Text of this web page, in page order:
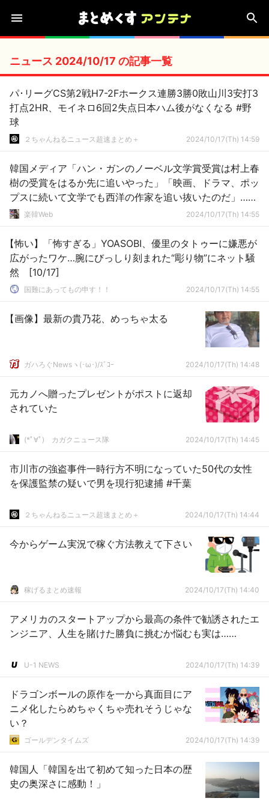
ニュース 2024/10/17 の記事一覧
パ･リーグCS第2戦H7-2Fホークス連勝3勝0敗山川3安打3
打点2HR、モイネロ6回2失点日本ハム後がなくなる #野
球
２ちゃんねるニュース超速まとめ＋ 2024/10/17(Th) 14:59
韓国メディア「ハン・ガンのノーベル文学賞受賞は村上春
樹の受賞をはるか先に追いやった」「映画、ドラマ、ポッ
プスに続いて文学でも西洋の作家を追い抜いたのだ」……
すごいルサンチマンを感じる文章だ。とんでもないコンプ
楽韓Web 2024/10/17(Th) 14:55
【怖い】「怖すぎる」YOASOBI、優里のタトゥーに嫌悪が
広がったワケ…腕にびっしり刻まれた“彫り物”にネット騒
然 [10/17]
国難にあってもの申す！！ 2024/10/17(Th) 14:55
【画像】最新の貴乃花、めっちゃ太る
ガハろぐNewsヽ(･ω･)/ｽﾞｺｰ 2024/10/17(Th) 14:48
元カノへ贈ったプレゼントがポストに返却
されていた
(*ﾟ∀ﾟ)ゞカガクニュース隊 2024/10/17(Th) 14:45
市川市の強盗事件一時行方不明になっていた50代の女性
を保護監禁の疑いで男を現行犯逮捕 #千葉
２ちゃんねるニュース超速まとめ＋ 2024/10/17(Th) 14:44
今からゲーム実況で稼ぐ方法教えて下さい
稼げるまとめ速報 2024/10/17(Th) 14:40
アメリカのスタートアップから最高の条件で勧誘されたエ
ンジニア、人生を賭けた勝負に挑むか悩むも実は……
U-1 NEWS 2024/10/17(Th) 14:39
ドラゴンボールの原作を一から真面目にア
ニメ化したらめちゃくちゃ売れそうじゃな
い？
ゴールデンタイムズ 2024/10/17(Th) 14:39
韓国人「韓国を出て初めて知った日本の歴
史の奥深さに感動！」